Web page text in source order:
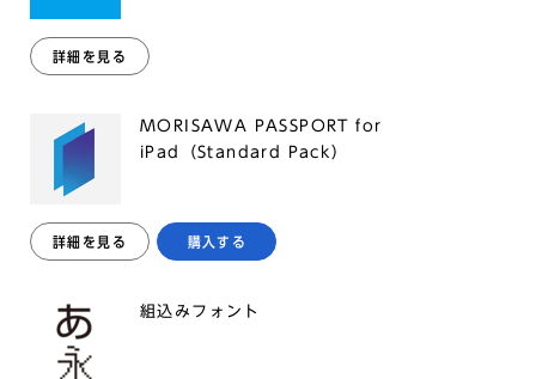
詳細を見る
MORISAWA PASSPORT for
iPad（Standard Pack）
詳細を見る 購入する
組込みフォント